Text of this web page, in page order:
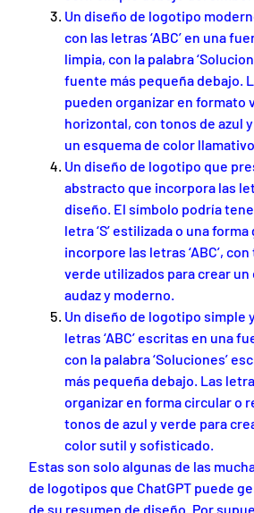
Un diseño de logotipo
con las letras ‘ABC’ en una
limpia, con la palabra
fuente más pequeña debajo.
pueden organizar en formato
horizontal, con tonos de azul
un esquema de color
Un diseño de logotipo que
abstracto que incorpora las
diseño. El símbolo podría
letra ‘S’ estilizada o una
incorpore las letras ‘ABC’,
verde utilizados para crear
audaz y moderno.
Un diseño de logotipo simple
letras ‘ABC’ escritas en una
con la palabra ‘Soluciones’
más pequeña debajo. Las
organizar en forma circular o
tonos de azul y verde para
color sutil y sofisticado.
Estas son solo algunas de las
de logotipos que ChatGPT puede
de su resumen de diseño. Por